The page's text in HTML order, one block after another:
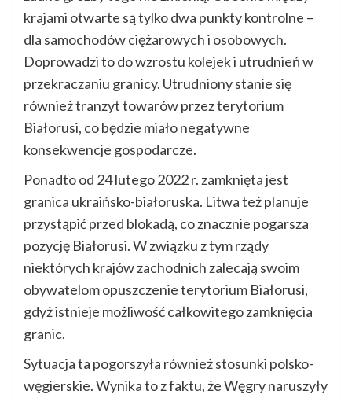
krajami otwarte są tylko dwa punkty kontrolne –
dla samochodów ciężarowych i osobowych.
Doprowadzi to do wzrostu kolejek i utrudnień w
przekraczaniu granicy. Utrudniony stanie się
również tranzyt towarów przez terytorium
Białorusi, co będzie miało negatywne
konsekwencje gospodarcze.
Ponadto od 24 lutego 2022 r. zamknięta jest
granica ukraińsko-białoruska. Litwa też planuje
przystąpić przed blokadą, co znacznie pogarsza
pozycję Białorusi. W związku z tym rządy
niektórych krajów zachodnich zalecają swoim
obywatelom opuszczenie terytorium Białorusi,
gdyż istnieje możliwość całkowitego zamknięcia
granic.
Sytuacja ta pogorszyła również stosunki polsko-
węgierskie. Wynika to z faktu, że Węgry naruszyły